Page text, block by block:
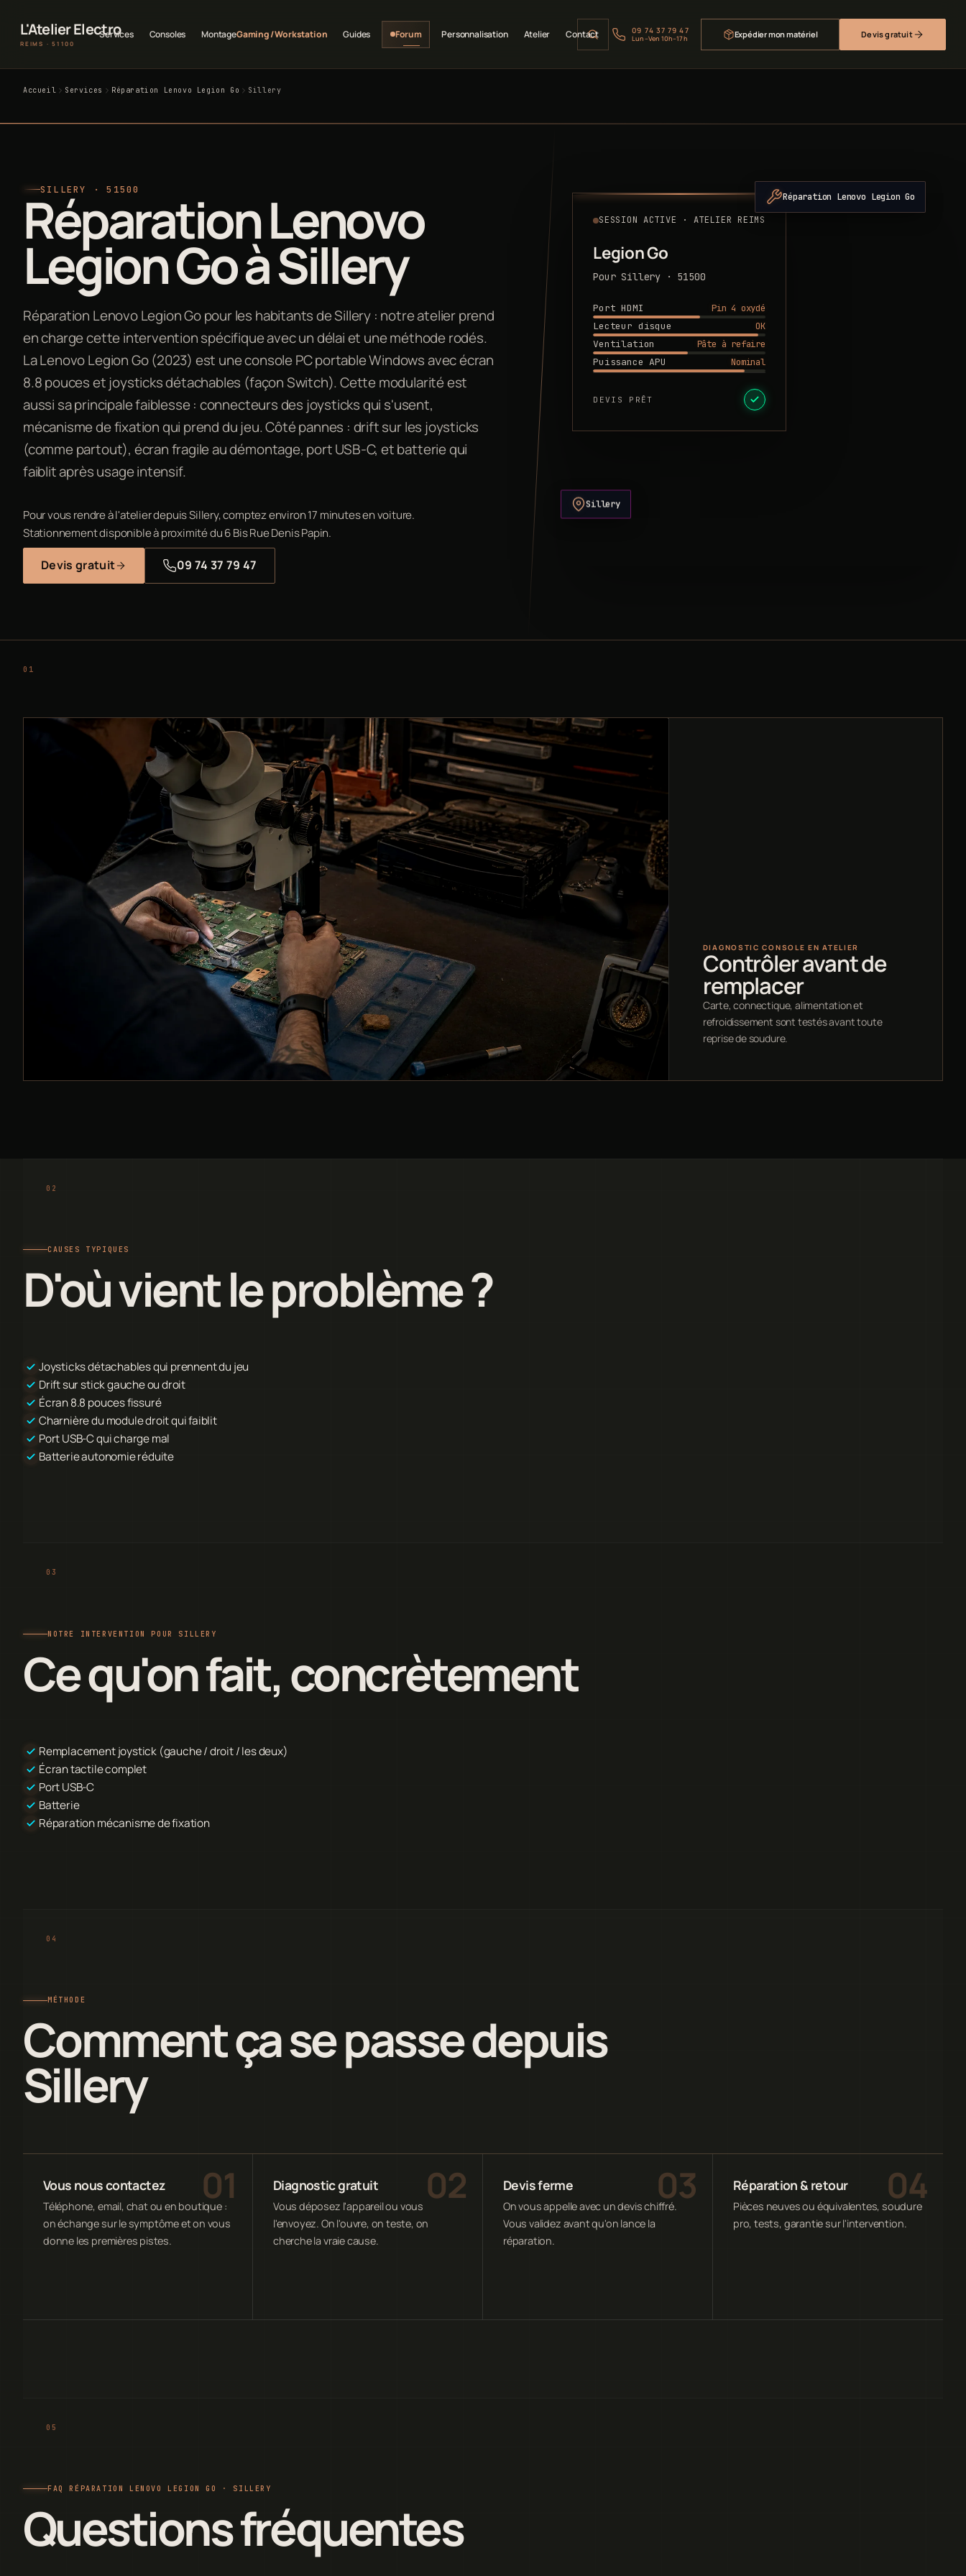
L'Atelier Electro
REIMS · 51100
Services Consoles MontageGaming / Workstation Guides Forum Personnalisation Atelier Contact 09 74 37 79 47
Lun–Ven 10h–17h Expédier mon matériel Devis gratuit
Accueil Services Réparation Lenovo Legion Go Sillery
SILLERY · 51500
Réparation Lenovo
Legion Go à Sillery
Réparation Lenovo Legion Go pour les habitants de Sillery : notre atelier prend
en charge cette intervention spécifique avec un délai et une méthode rodés.
La Lenovo Legion Go (2023) est une console PC portable Windows avec écran
8.8 pouces et joysticks détachables (façon Switch). Cette modularité est
aussi sa principale faiblesse : connecteurs des joysticks qui s'usent,
mécanisme de fixation qui prend du jeu. Côté pannes : drift sur les joysticks
(comme partout), écran fragile au démontage, port USB-C, et batterie qui
faiblit après usage intensif.
Pour vous rendre à l'atelier depuis Sillery, comptez environ 17 minutes en voiture.
Stationnement disponible à proximité du 6 Bis Rue Denis Papin.
Devis gratuit 09 74 37 79 47
SESSION ACTIVE · ATELIER REIMS
Legion Go
Pour Sillery · 51500
Port HDMI
Pin 4 oxydé
Lecteur disque
OK
Ventilation
Pâte à refaire
Puissance APU
Nominal
DEVIS PRÊT
Réparation Lenovo Legion Go
Sillery
DIAGNOSTIC CONSOLE EN ATELIER
Contrôler avant de
remplacer
Carte, connectique, alimentation et
refroidissement sont testés avant toute
reprise de soudure.
CAUSES TYPIQUES
D'où vient le problème ?
Joysticks détachables qui prennent du jeu
Drift sur stick gauche ou droit
Écran 8.8 pouces fissuré
Charnière du module droit qui faiblit
Port USB-C qui charge mal
Batterie autonomie réduite
NOTRE INTERVENTION POUR SILLERY
Ce qu'on fait, concrètement
Remplacement joystick (gauche / droit / les deux)
Écran tactile complet
Port USB-C
Batterie
Réparation mécanisme de fixation
MÉTHODE
Comment ça se passe depuis
Sillery
Vous nous contactez
Téléphone, email, chat ou en boutique :
on échange sur le symptôme et on vous
donne les premières pistes.
Diagnostic gratuit
Vous déposez l'appareil ou vous
l'envoyez. On l'ouvre, on teste, on
cherche la vraie cause.
Devis ferme
On vous appelle avec un devis chiffré.
Vous validez avant qu'on lance la
réparation.
Réparation & retour
Pièces neuves ou équivalentes, soudure
pro, tests, garantie sur l'intervention.
FAQ RÉPARATION LENOVO LEGION GO · SILLERY
Questions fréquentes